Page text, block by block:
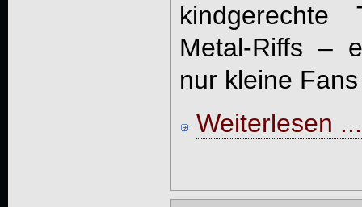
Metal-Riffs –
nur kleine
Weiterlesen ...